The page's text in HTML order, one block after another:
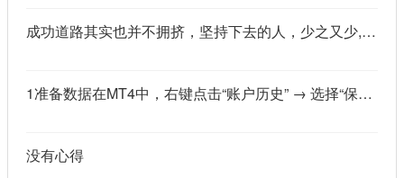
成功道路其实也并不拥挤，坚持下去的人，少之又少,说的真好
1准备数据在MT4中，右键点击“账户历史” → 选择“保存为详细户口结单” → 保存为一个HTML文件。用Excel打开这个HTML文件，或者打开它并复制全部内容，粘贴到一个空白Excel工作表中。2使用你的.xlsm文件打开你已经保存好的“MT4报表合并神器.xlsm”文件。将上一步中未处理的两行数据，复制并粘贴到这个.xlsm文件的第一个工作表中。3运行宏在Excel中，按快捷键 Alt + F8 打开“宏”对话框。选择名为 MergeMT4Statement_Ultimate 的宏，然后点击“执行”或“运行”。4完成宏运行后，你会发现原本错位成两行的数据，已经自动合并成一行了。
没有心得